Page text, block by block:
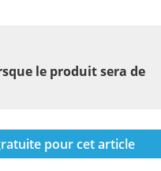
le produit sera de
pour cet article